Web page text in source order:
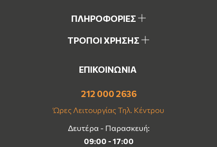
ΠΛΗΡΟΦΟΡΙΕΣ
ΤΡΟΠΟΙ ΧΡΗΣΗΣ
ΕΠΙΚΟΙΝΩΝΙΑ
212 000 2636
Ώρες Λειτουργίας Τηλ. Κέντρου
Δευτέρα - Παρασκευή:
09:00 - 17:00